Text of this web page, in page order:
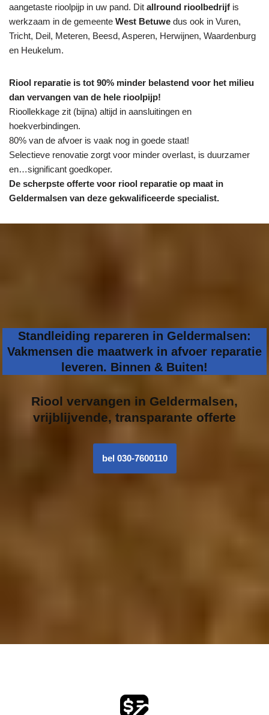
aangetaste rioolpijp in uw pand. Dit allround rioolbedrijf is
werkzaam in de gemeente West Betuwe dus ook in Vuren,
Tricht, Deil, Meteren, Beesd, Asperen, Herwijnen, Waardenburg
en Heukelum.
Riool reparatie is tot 90% minder belastend voor het milieu
dan vervangen van de hele rioolpijp!
Rioollekkage zit (bijna) altijd in aansluitingen en
hoekverbindingen.
80% van de afvoer is vaak nog in goede staat!
Selectieve renovatie zorgt voor minder overlast, is duurzamer
en…significant goedkoper.
De scherpste offerte voor riool reparatie op maat in
Geldermalsen van deze gekwalificeerde specialist.
Standleiding repareren in Geldermalsen:
Vakmensen die maatwerk in afvoer reparatie
leveren. Binnen & Buiten!
Riool vervangen in Geldermalsen,
vrijblijvende, transparante offerte
bel 030-7600110